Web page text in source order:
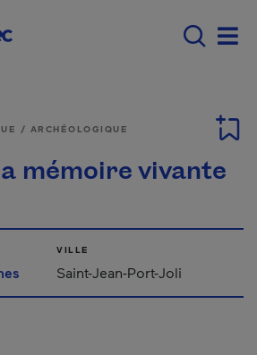
Main navigation -
/ ARCHÉOLOGIQUE
mémoire vivante
VILLE
Saint-Jean-Port-Joli